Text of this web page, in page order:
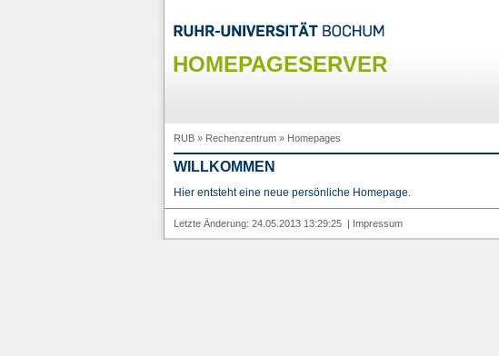
HOMEPAGESERVER
RUB» Rechenzentrum» Homepages
WILLKOMMEN
Hier entsteht eine neue persönliche Homepage.
Letzte Änderung: 24.05.2013 13:29:25 | Impressum